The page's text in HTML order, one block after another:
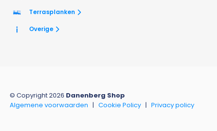
Terrasplanken
Overige
© Copyright 2026 Danenberg Shop
Algemene voorwaarden | Cookie Policy | Privacy policy